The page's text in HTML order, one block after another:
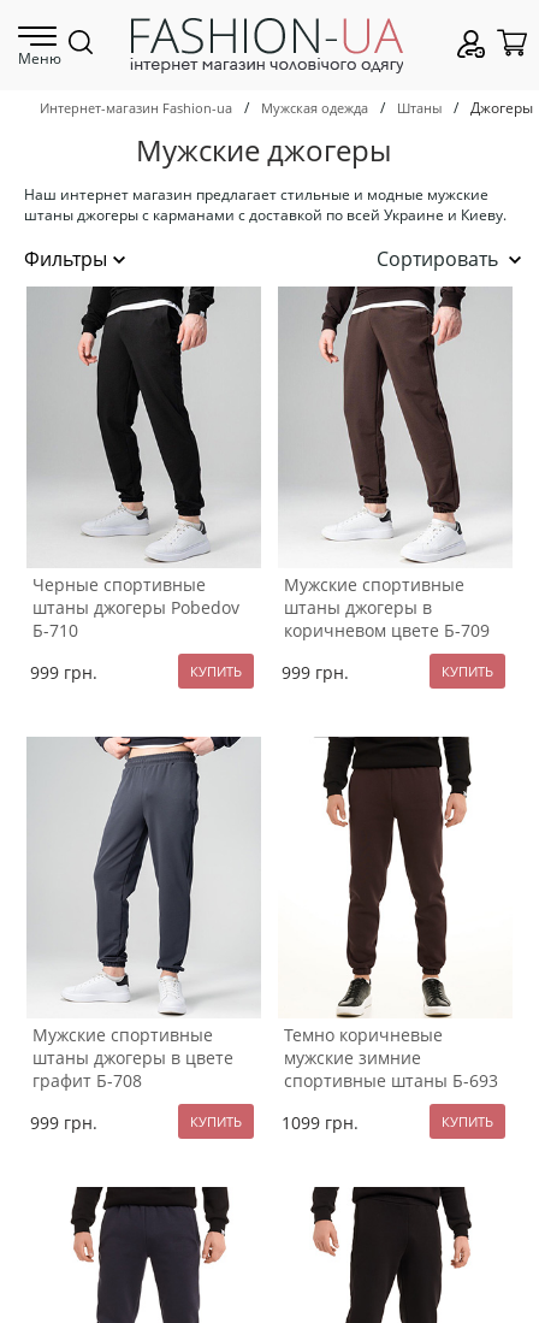
Меню
Интернет-магазин Fashion-ua / Мужская одежда / Штаны / Джогеры
Мужские джогеры
Наш интернет магазин предлагает стильные и модные мужские
штаны джогеры с карманами с доставкой по всей Украине и Киеву.
Сортировать
Черные спортивные
штаны джогеры Pobedov
Б-710
999 грн.
Мужские спортивные
штаны джогеры в
коричневом цвете Б-709
999 грн.
Мужские спортивные
штаны джогеры в цвете
графит Б-708
999 грн.
Темно коричневые
мужские зимние
спортивные штаны Б-693
1099 грн.